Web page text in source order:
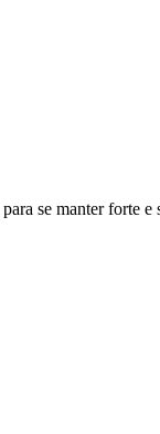
se manter forte e